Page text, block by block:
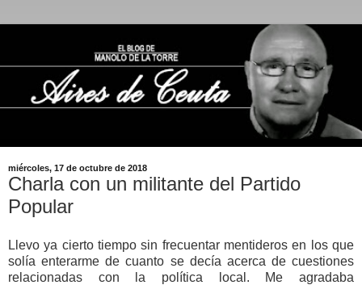
miércoles, 17 de octubre de 2018
Charla con un militante del Partido
Popular
Llevo ya cierto tiempo sin frecuentar mentideros en los que
solía enterarme de cuanto se decía acerca de cuestiones
relacionadas con la política local. Me agradaba